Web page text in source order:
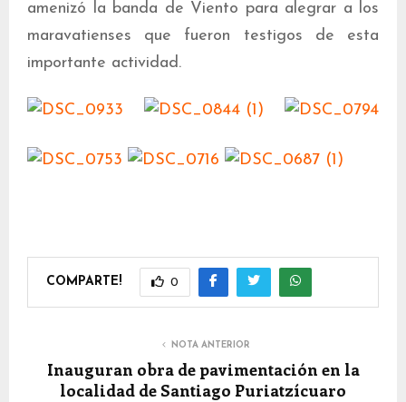
amenizó la banda de Viento para alegrar a los
maravatienses que fueron testigos de esta
importante actividad.
COMPARTE! 0
NOTA ANTERIOR
Inauguran obra de pavimentación en la
localidad de Santiago Puriatzícuaro